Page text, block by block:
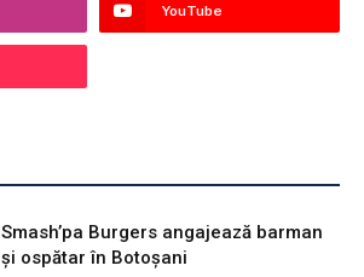
YouTube
Smash’pa Burgers angajează barman
și ospătar în Botoșani